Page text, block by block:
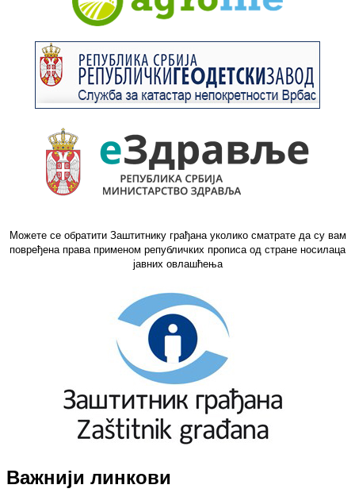
Можете се обратити Заштитнику грађана уколико сматрате да су вам
повређена права применом републичких прописа од стране носилаца
јавних овлашћења
Важнији линкови